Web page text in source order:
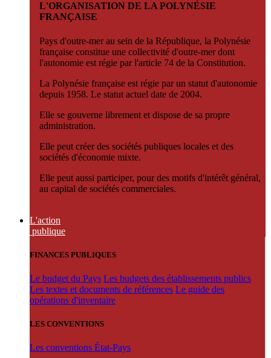
L'ORGANISATION DE LA POLYNÉSIE
FRANÇAISE
Pays d'outre-mer au sein de la République, la Polynésie
française constitue une collectivité d'outre-mer dont
l'autonomie est régie par l'article 74 de la Constitution.
La Polynésie française est régie par un statut d'autonomie
depuis 1958. Le statut actuel date de 2004.
Elle se gouverne librement et dispose de sa propre
administration.
Elle peut créer des sociétés publiques locales et des
sociétés d'économie mixte.
Elle peut aussi participer, pour des motifs d'intérêt général,
au capital de sociétés commerciales.
L'action
publique
FINANCES PUBLIQUES
Le budget du Pays Les budgets des établissements publics
Les textes et documents de références Le guide des
opérations d'inventaire
LES CONVENTIONS
Les conventions État-Pays